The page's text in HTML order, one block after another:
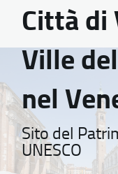
Città di
Ville
nel
Sito del
UNESCO